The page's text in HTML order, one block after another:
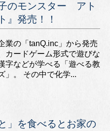
のモンスター アト
』発売！！
業の「tanQ.inc」から発売
カードゲーム形式で遊びな
字などが学べる「遊べる教
」。 その中で化学...
」を食べるとお家の